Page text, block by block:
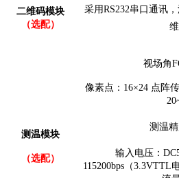
二维码模块
（选配）
采用RS232串口通讯
测温模块
（选配）
视场角
像素点： 16×24 点阵
测温精
输入电压：
115200bps（3.3VTTL